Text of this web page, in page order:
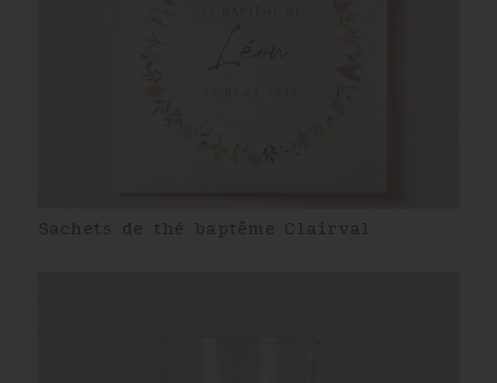
Sachets de thé baptême Clairval